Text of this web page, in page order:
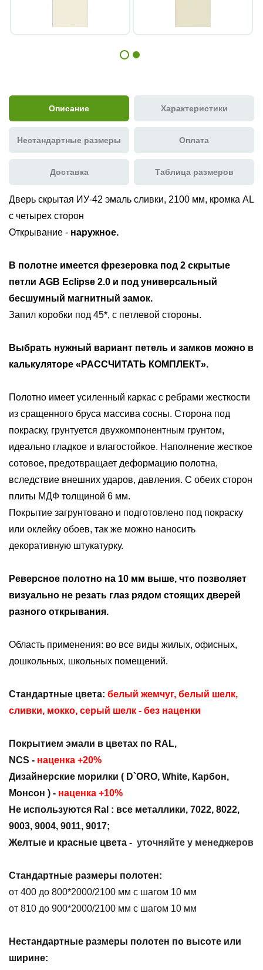
Описание Характеристики
Нестандартные размеры Оплата
Доставка Таблица размеров
Дверь скрытая ИУ-42 эмаль сливки, 2100 мм, кромка AL
с четырех сторон
Открывание - наружное.
В полотне имеется фрезеровка под 2 скрытые
петли AGB Eclipse 2.0 и под универсальный
бесшумный магнитный замок.
Запил коробки под 45*, с петлевой стороны.
Выбрать нужный вариант петель и замков можно в
калькуляторе «РАССЧИТАТЬ КОМПЛЕКТ».
Полотно имеет усиленный каркас с ребрами жесткости
из сращенного бруса массива сосны. Сторона под
покраску, грунтуется двухкомпонентным грунтом,
идеально гладкое и влагостойкое. Наполнение жесткое
сотовое, предотвращает деформацию полотна,
вследствие внешних ударов, давления. С обеих сторон
плиты МДФ толщиной 6 мм.
Покрытие загрунтовано и подготовлено под покраску
или оклейку обоев, так же можно наносить
декоративную штукатурку.
Реверсное полотно на 10 мм выше, что позволяет
визуально не резать глаз рядом стоящих дверей
разного открывания.
Область применения: во все виды жилых, офисных,
дошкольных, школьных помещений.
Стандартные цвета: белый жемчуг, белый шелк,
сливки, мокко, серый шелк - без наценки
Покрытием эмали в цветах по RAL,
NCS - наценка +20%
Дизайнерские морилки ( D`ORO, White, Карбон,
Монсон ) - наценка +10%
Не используются Ral : все металлики, 7022, 8022,
9003, 9004, 9011, 9017;
Желтые и красные цвета - уточняйте у менеджеров
Стандартные размеры полотен:
от 400 до 800*2000/2100 мм с шагом 10 мм
от 810 до 900*2000/2100 мм с шагом 10 мм
Нестандартные размеры полотен по высоте или
ширине: